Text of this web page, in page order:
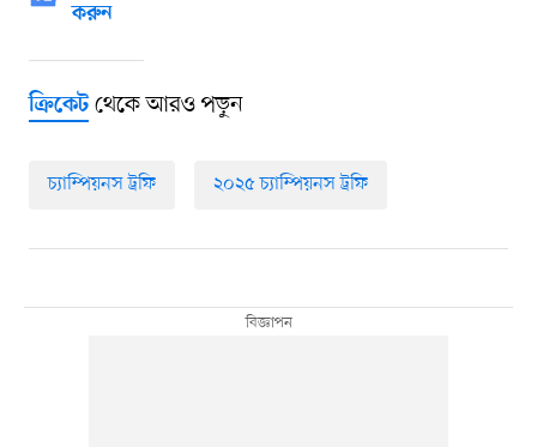
করুন
ক্রিকেটথেকে আরও পড়ুন
চ্যাম্পিয়নস ট্রফি ২০২৫ চ্যাম্পিয়নস ট্রফি